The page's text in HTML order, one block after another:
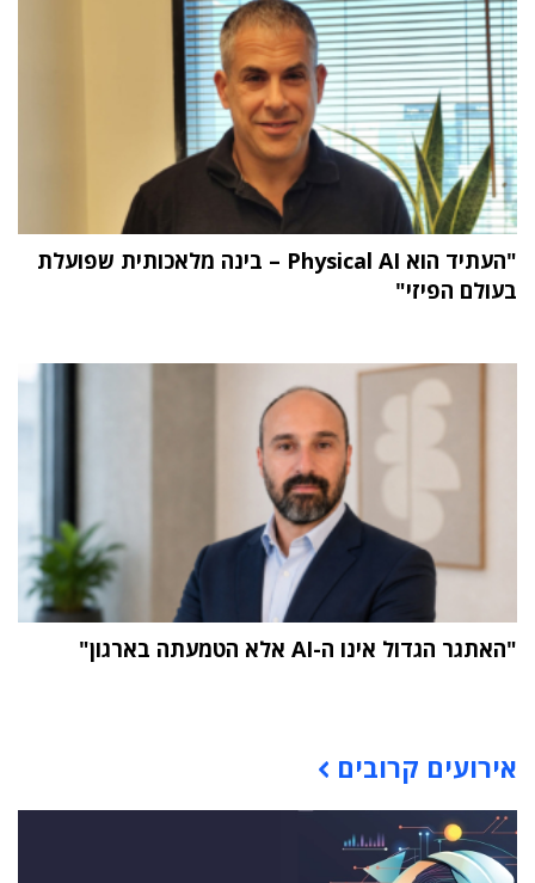
"העתיד הוא Physical AI – בינה מלאכותית שפועלת
בעולם הפיזי"
"האתגר הגדול אינו ה-AI אלא הטמעתה בארגון"
אירועים קרובים